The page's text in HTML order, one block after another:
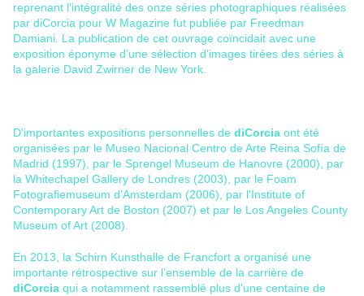
reprenant l'intégralité des onze séries photographiques réalisées
par diCorcia pour W Magazine fut publiée par Freedman
Damiani. La publication de cet ouvrage coïncidait avec une
exposition éponyme d’une sélection d’images tirées des séries à
la galerie David Zwirner de New York.
D'importantes expositions personnelles de diCorcia ont été
organisées par le Museo Nacional Centro de Arte Reina Sofía de
Madrid (1997), par le Sprengel Museum de Hanovre (2000), par
la Whitechapel Gallery de Londres (2003), par le Foam
Fotografiemuseum d’Amsterdam (2006), par l'Institute of
Contemporary Art de Boston (2007) et par le Los Angeles County
Museum of Art (2008).
En 2013, la Schirn Kunsthalle de Francfort a organisé une
importante rétrospective sur l’ensemble de la carrière de
diCorcia qui a notamment rassemblé plus d'une centaine de